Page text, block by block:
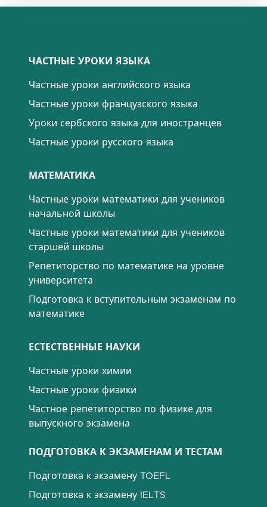
ЧАСТНЫЕ УРОКИ ЯЗЫКА
Частные уроки английского языка
Частные уроки французского языка
Уроки сербского языка для иностранцев
Частные уроки русского языка
МАТЕМАТИКА
Частные уроки математики для учеников
начальной школы
Частные уроки математики для учеников
старшей школы
Репетиторство по математике на уровне
университета
Подготовка к вступительным экзаменам по
математике
ЕСТЕСТВЕННЫЕ НАУКИ
Частные уроки химии
Частные уроки физики
Частное репетиторство по физике для
выпускного экзамена
ПОДГОТОВКА К ЭКЗАМЕНАМ И ТЕСТАМ
Подготовка к экзамену TOEFL
Подготовка к экзамену IELTS